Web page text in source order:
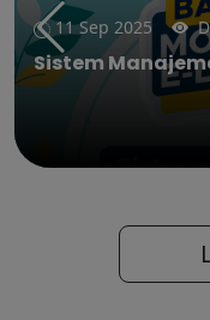
11 Sep 2025
Sistem